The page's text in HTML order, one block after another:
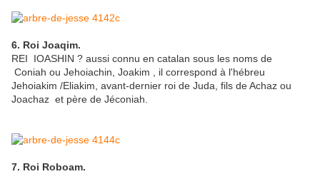
6. Roi Joaqim.
REI IOASHIN ? aussi connu en catalan sous les noms de
Coniah ou Jehoiachin, Joakim , il correspond à l'hébreu
Jehoiakim /Eliakim, avant-dernier roi de Juda, fils de Achaz ou
Joachaz et père de Jéconiah.
7. Roi Roboam.